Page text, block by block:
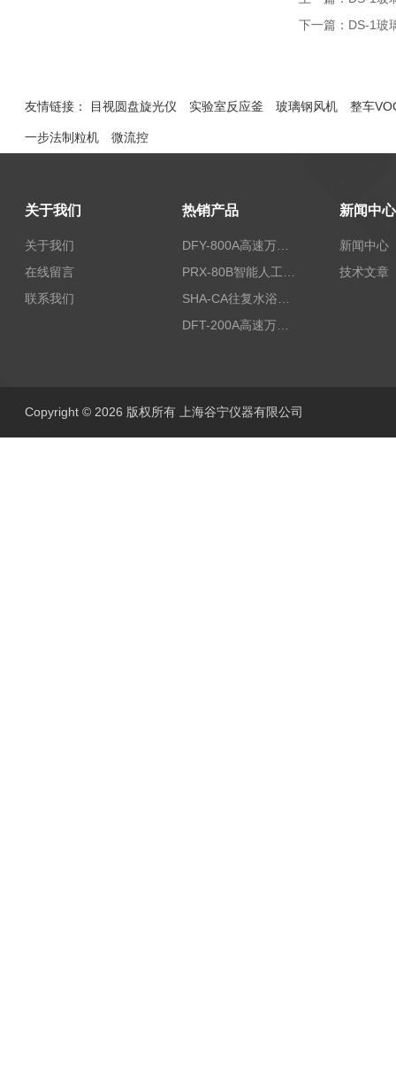
下一篇： DS-1玻
友情链接： 目视圆盘旋光仪 实验室反应釜 玻璃钢风机 整车
一步法制粒机 微流控
关于我们
关于我们
在线留言
联系我们
热销产品 新闻中心
新闻中心
技术文章
Copyright © 2026 版权所有 上海谷宁仪器有限公司